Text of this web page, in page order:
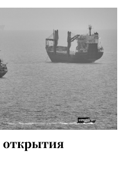
открытия